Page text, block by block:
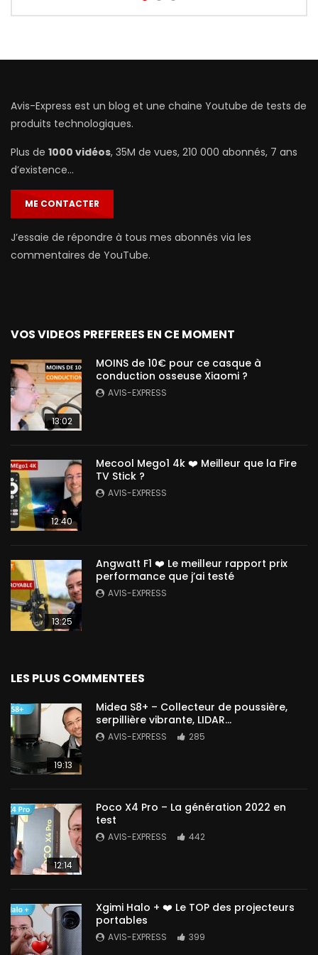
Avis-Express est un blog et une chaine Youtube de tests de
produits technologiques.
Plus de 1000 vidéos, 35M de vues, 210 000 abonnés, 7 ans
d’existence…
ME CONTACTER
J’essaie de répondre à tous mes abonnés via les
commentaires de YouTube.
VOS VIDEOS PREFEREES EN CE MOMENT
13:02
MOINS de 10€ pour ce casque à
conduction osseuse Xiaomi ?
AVIS-EXPRESS
12:40
Mecool Mego1 4k ❤️ Meilleur que la Fire
TV Stick ?
AVIS-EXPRESS
13:25
Angwatt F1 ❤️ Le meilleur rapport prix
performance que j’ai testé
AVIS-EXPRESS
LES PLUS COMMENTEES
19:13
Midea S8+ – Collecteur de poussière,
serpillière vibrante, LIDAR…
AVIS-EXPRESS 285
12:14
Poco X4 Pro – La génération 2022 en
test
AVIS-EXPRESS 442
Xgimi Halo + ❤️ Le TOP des projecteurs
portables
AVIS-EXPRESS 399